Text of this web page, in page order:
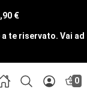
€
te riservato. Vai ad
0